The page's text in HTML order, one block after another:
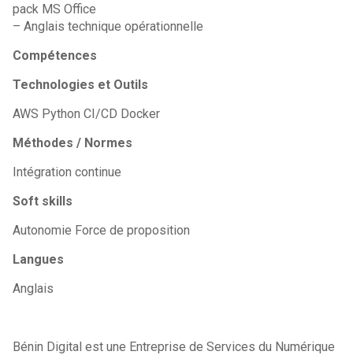
pack MS Office
– Anglais technique opérationnelle
Compétences
Technologies et Outils
AWS Python CI/CD Docker
Méthodes / Normes
Intégration continue
Soft skills
Autonomie Force de proposition
Langues
Anglais
Bénin Digital est une Entreprise de Services du Numérique